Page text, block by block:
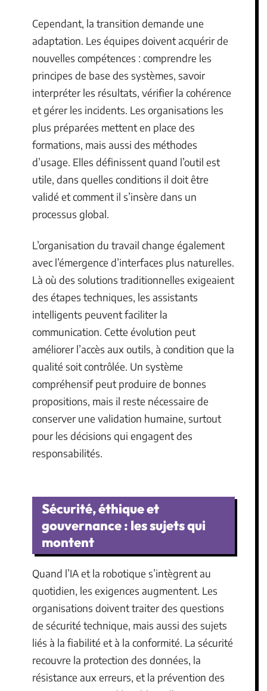
Cependant, la transition demande une
adaptation. Les équipes doivent acquérir de
nouvelles compétences : comprendre les
principes de base des systèmes, savoir
interpréter les résultats, vérifier la cohérence
et gérer les incidents. Les organisations les
plus préparées mettent en place des
formations, mais aussi des méthodes
d’usage. Elles définissent quand l’outil est
utile, dans quelles conditions il doit être
validé et comment il s’insère dans un
processus global.
L’organisation du travail change également
avec l’émergence d’interfaces plus naturelles.
Là où des solutions traditionnelles exigeaient
des étapes techniques, les assistants
intelligents peuvent faciliter la
communication. Cette évolution peut
améliorer l’accès aux outils, à condition que la
qualité soit contrôlée. Un système
compréhensif peut produire de bonnes
propositions, mais il reste nécessaire de
conserver une validation humaine, surtout
pour les décisions qui engagent des
responsabilités.
Sécurité, éthique et
gouvernance : les sujets qui
montent
Quand l’IA et la robotique s’intègrent au
quotidien, les exigences augmentent. Les
organisations doivent traiter des questions
de sécurité technique, mais aussi des sujets
liés à la fiabilité et à la conformité. La sécurité
recouvre la protection des données, la
résistance aux erreurs, et la prévention des